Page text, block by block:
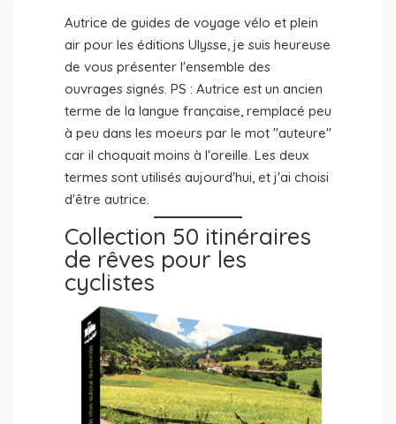
Autrice de guides de voyage vélo et plein
air pour les éditions Ulysse, je suis heureuse
de vous présenter l'ensemble des
ouvrages signés. PS : Autrice est un ancien
terme de la langue française, remplacé peu
à peu dans les moeurs par le mot "auteure"
car il choquait moins à l'oreille. Les deux
termes sont utilisés aujourd'hui, et j'ai choisi
d'être autrice.
Collection 50 itinéraires
de rêves pour les
cyclistes